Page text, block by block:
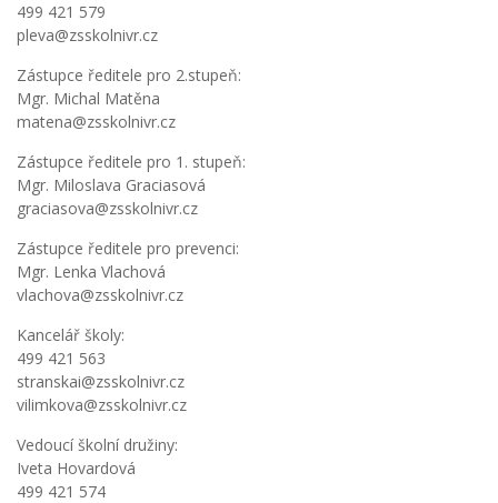
499 421 579
pleva@zsskolnivr.cz
Zástupce ředitele pro 2.stupeň:
Mgr. Michal Matěna
matena@zsskolnivr.cz
Zástupce ředitele pro 1. stupeň:
Mgr. Miloslava Graciasová
graciasova@zsskolnivr.cz
Zástupce ředitele pro prevenci:
Mgr. Lenka Vlachová
vlachova@zsskolnivr.cz
Kancelář školy:
499 421 563
stranskai@zsskolnivr.cz
vilimkova@zsskolnivr.cz
Vedoucí školní družiny:
Iveta Hovardová
499 421 574